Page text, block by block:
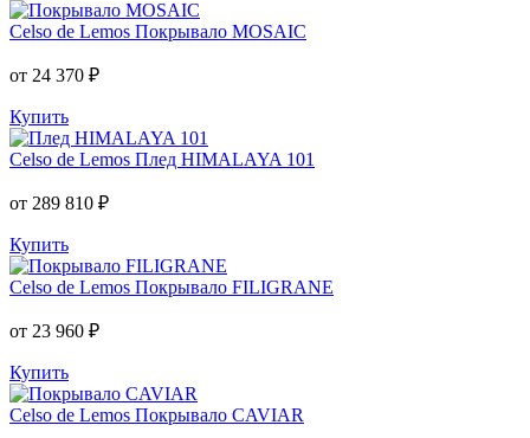
Celso de Lemos Покрывало MOSAIC
от 24 370 ₽
Купить
Celso de Lemos Плед HIMALAYA 101
от 289 810 ₽
Купить
Celso de Lemos Покрывало FILIGRANE
от 23 960 ₽
Купить
Celso de Lemos Покрывало CAVIAR